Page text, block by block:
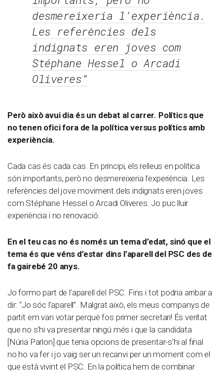
desmereixeria l’experiència.
Les referències dels
indignats eren joves com
Stéphane Hessel o Arcadi
Oliveres”
Però això avui dia és un debat al carrer. Polítics que
no tenen ofici fora de la políticaversus polítics amb
experiència.
Cada cas és cada cas. En principi, els relleus en política
són importants, però no desmereixeria l’experiència. Les
referències del jove moviment dels indignats eren joves
com Stéphane Hessel o Arcadi Oliveres. Jo puc lluir
experiència i no renovació.
En el teu cas no és només un tema d’edat, sinó que el
tema és que véns d’estar dins l’aparell del PSC des de
fa gairebé 20 anys.
Jo formo part de l’aparell del PSC. Fins i tot podria arribar a
dir: “Jo sóc l’aparell”. Malgrat això, els meus companys de
partit em van votar perquè fos primer secretari! És veritat
que no s’hi va presentar ningú més i que la candidata
[Núria Parlon] que tenia opcions de presentar-s’hi al final
no ho va fer i jo vaig ser un recanvi per un moment com el
que està vivint el PSC. En la política hem de combinar